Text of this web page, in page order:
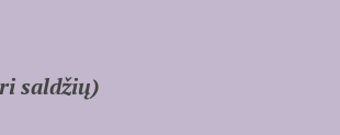
saldžių)